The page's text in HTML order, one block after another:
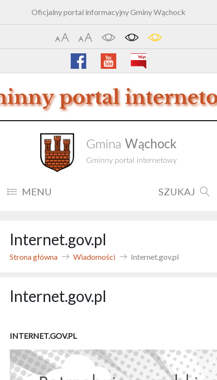
Oficjalny portal informacyjny Gminy Wąchock
Gmina Wąchock
Gminny portal internetowy
MENU SZUKAJ
Internet.gov.pl
Strona główna Wiadomości Internet.gov.pl
Internet.gov.pl
INTERNET.GOV.PL